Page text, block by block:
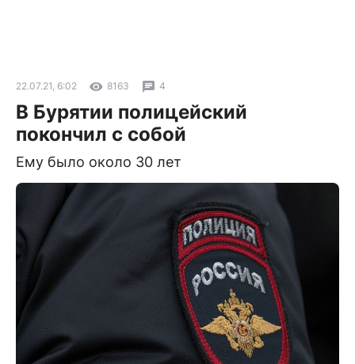
22.07.21, 6:02 8163 4
В Бурятии полицейский
покончил с собой
Ему было около 30 лет